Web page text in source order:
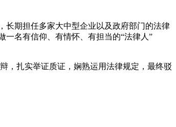
长期担任多家大中型企业以及政府部门的法律
一名有信仰、有情怀、有担当的“法律人”
，扎实举证质证，娴熟运用法律规定，最终驳